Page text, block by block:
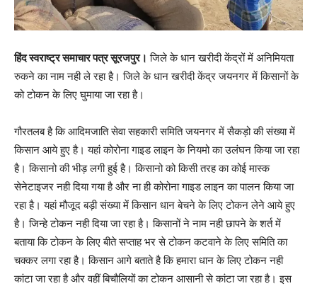
हिंद स्वराष्ट्र समाचार पत्र सूरजपुर। जिले के धान खरीदी केंद्रों में अनिमियता
रुकने का नाम नही ले रहा है। जिले के धान खरीदी केंद्र जयनगर में किसानों के
को टोकन के लिए घुमाया जा रहा है।
गौरतलब है कि आदिमजाति सेवा सहकारी समिति जयनगर में सैकड़ो की संख्या में
किसान आये हुए है। यहां कोरोना गाइड लाइन के नियमो का उलंघन किया जा रहा
है। किसानो की भीड़ लगी हुई है। किसानो को किसी तरह का कोई मास्क
सेनेटाइजर नही दिया गया है और ना ही कोरोना गाइड लाइन का पालन किया जा
रहा है। यहां मौजूद बड़ी संख्या में किसान धान बेचने के लिए टोकन लेने आये हुए
है। जिन्हे टोकन नही दिया जा रहा है। किसानों ने नाम नही छापने के शर्त में
बताया कि टोकन के लिए बीते सप्ताह भर से टोकन कटवाने के लिए समिति का
चक्कर लगा रहा है। किसान आगे बताते है कि हमारा धान के लिए टोकन नही
कांटा जा रहा है और वहीं बिचौलियों का टोकन आसानी से कांटा जा रहा है। इस